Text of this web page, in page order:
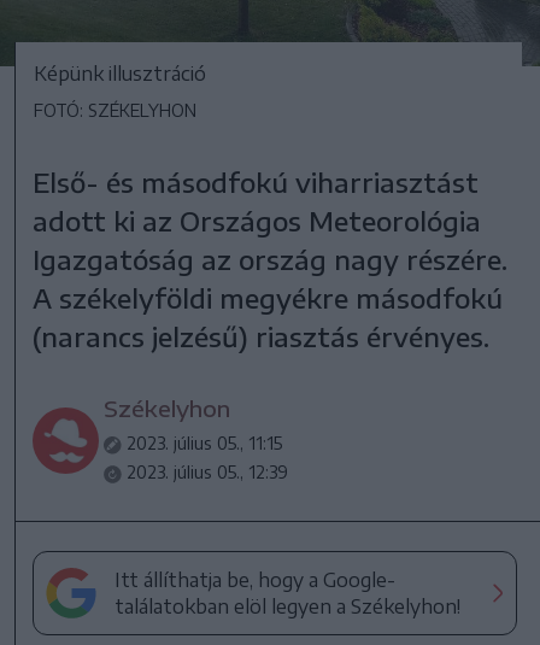
Képünk illusztráció
FOTÓ: SZÉKELYHON
Első- és másodfokú viharriasztást
adott ki az Országos Meteorológia
Igazgatóság az ország nagy részére.
A székelyföldi megyékre másodfokú
(narancs jelzésű) riasztás érvényes.
Székelyhon
2023. július 05., 11:15
2023. július 05., 12:39
Itt állíthatja be, hogy a Google-
találatokban elöl legyen a Székelyhon!